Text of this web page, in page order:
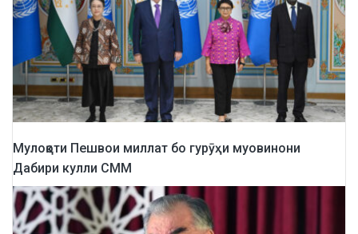
Мулоқоти Пешвои миллат бо гурӯҳи муовинони
Дабири кулли СММ